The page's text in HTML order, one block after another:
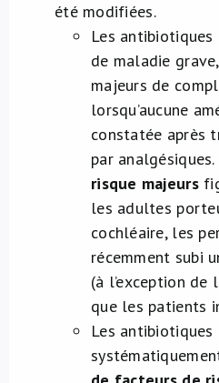
été modifiées.
Les
de maladie
majeurs de
lorsqu’aucune
constatée après
par
risque majeurs
les adultes
cochléaire, les
récemment subi
(à l’exception de
que les patients
Les